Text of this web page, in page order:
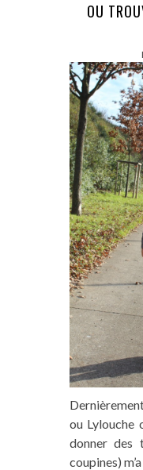
OU
ou Lylouche
donner des
coupines)